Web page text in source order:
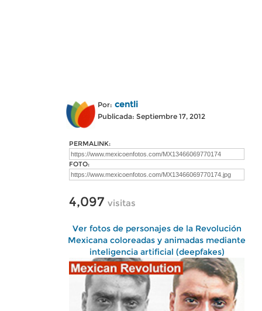
Por: centli
Publicada: Septiembre 17, 2012
PERMALINK:
FOTO:
4,097 visitas
Ver fotos de personajes de la Revolución
Mexicana coloreadas y animadas mediante
inteligencia artificial (deepfakes)